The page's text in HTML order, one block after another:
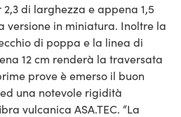
di larghezza e appena 1,5
versione in miniatura. Inoltre la
di poppa e la linea di
12 cm renderà la traversata
prove è emerso il buon
una notevole rigidità
vulcanica ASA.TEC. “La